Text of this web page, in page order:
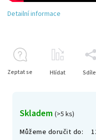
Skladem (>5 ks)
Můžeme doručit do:
Detailní informace
Zeptat se Hlídat